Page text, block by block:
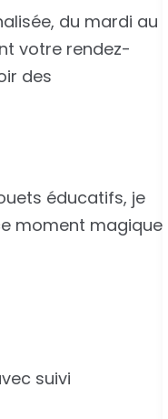
du mardi au
votre rendez-
des
éducatifs, je
moment magique
suivi